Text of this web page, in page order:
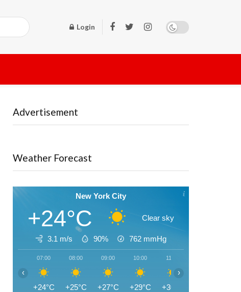
Login
Advertisement
Weather Forecast
New York City
+24°C Clear sky
3.1 m/s 90% 762 mmHg
07:00
+24°C
08:00
+25°C
09:00
+27°C
10:00
+29°C
11:00
+30°C
‹ ›